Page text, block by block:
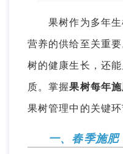
果树作为多年生
营养的供给至关重
树的健康生长，还
质。掌握果树每年
果树管理中的关键环
一、春季施肥